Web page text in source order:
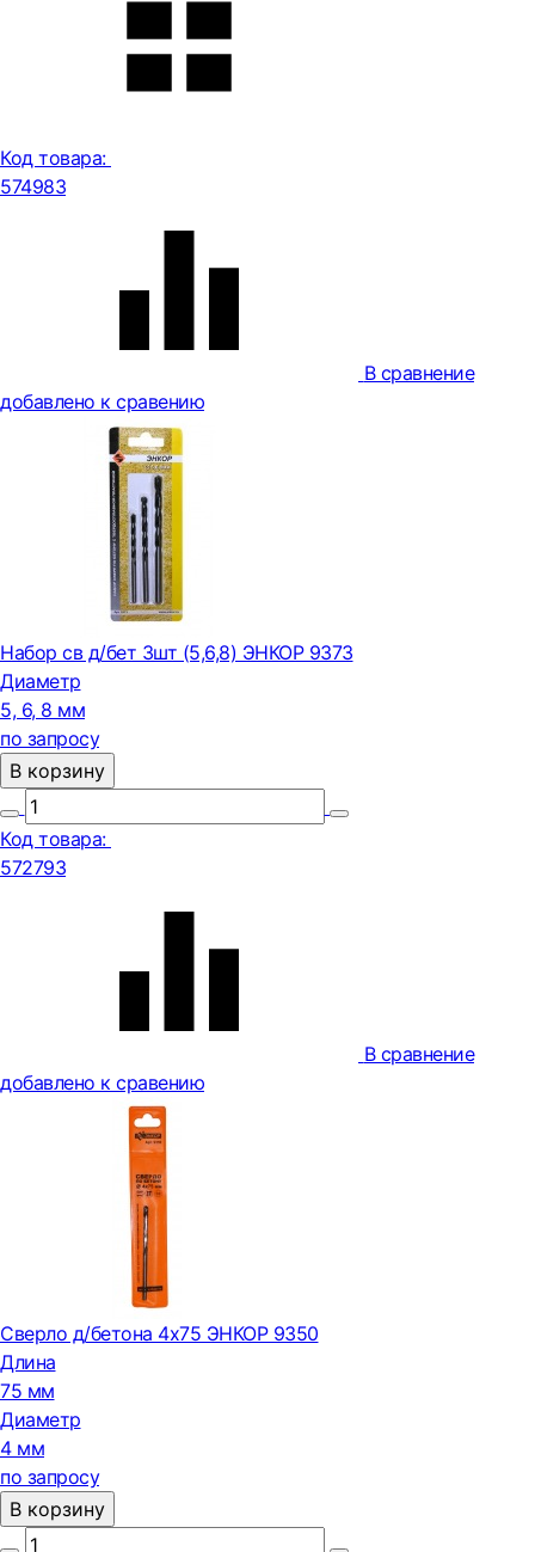
Код товара:
574983
В сравнение
добавлено к сравению
Набор св д/бет 3шт (5,6,8) ЭНКОР 9373
Диаметр
5, 6, 8 мм
по запросу
В корзину
Код товара:
572793
В сравнение
добавлено к сравению
Сверло д/бетона 4х75 ЭНКОР 9350
Длина
75 мм
Диаметр
4 мм
по запросу
В корзину